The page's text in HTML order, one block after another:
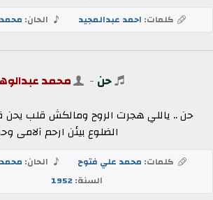
كلمات: احمد عبدالمجيد الحان:
حن - محمد
حن .. ياللي هجرت الروح ومالكش قلب يحن
الضلوع بيئن ارحم آلامى
كلمات: محمد علي فتوح الحان:
السنة:1952